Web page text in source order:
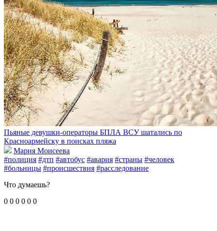
Пьяные девушки-операторы БПЛА ВСУ шатались по
Красноармейску в поисках пляжа
Мария Моисеева
#полиция #дтп #автобус #авария #страны #человек
#больницы #происшествия #расследование
Что думаешь?
0 0 0 0 0 0